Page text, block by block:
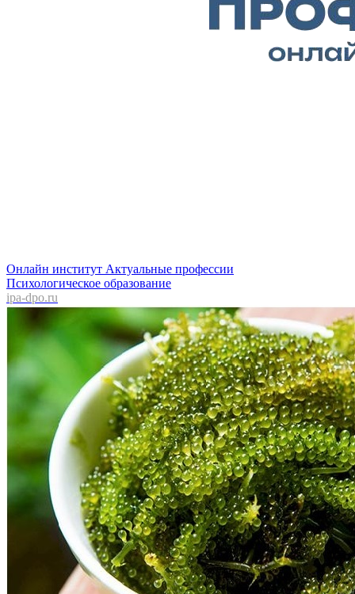
Онлайн институт Актуальные профессии
Психологическое образование
ipa-dpo.ru